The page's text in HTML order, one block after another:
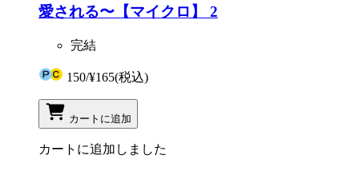
愛される〜【マイクロ】 2
完結
150/¥165(税込)
カートに追加
カートに追加しました